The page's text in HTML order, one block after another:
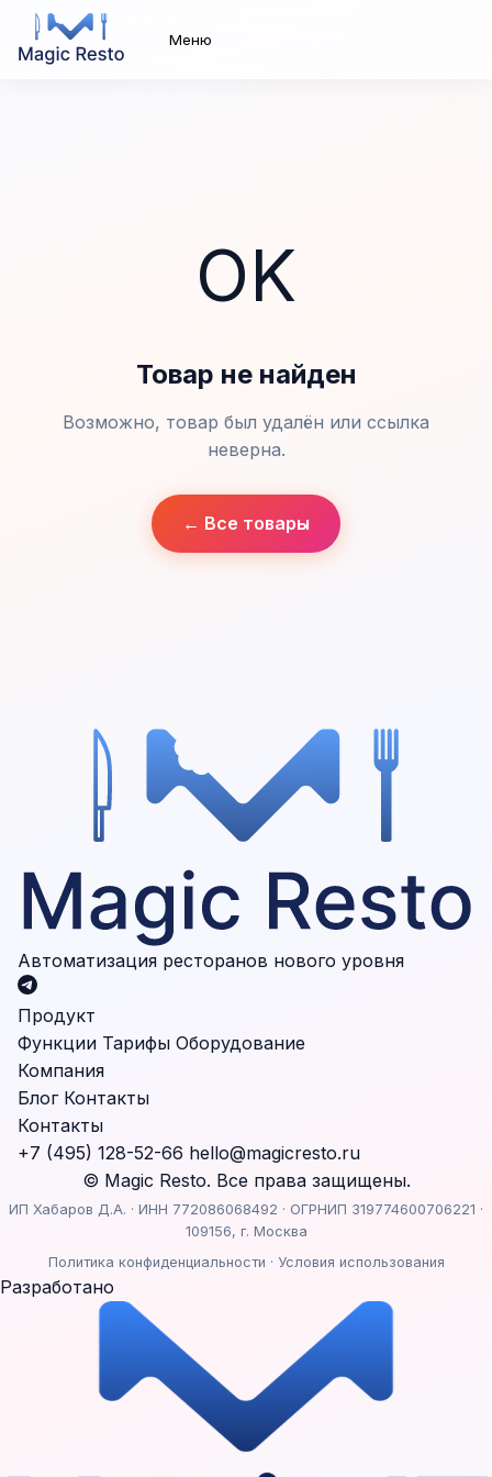
Меню
OK
Товар не найден
Возможно, товар был удалён или ссылка
неверна.
← Все товары
Автоматизация ресторанов нового уровня
Продукт
Функции Тарифы Оборудование
Компания
Блог Контакты
Контакты
+7 (495) 128-52-66 hello@magicresto.ru
© Magic Resto. Все права защищены.
ИП Хабаров Д.А. · ИНН 772086068492 · ОГРНИП 319774600706221 ·
109156, г. Москва
Политика конфиденциальности · Условия использования
Разработано